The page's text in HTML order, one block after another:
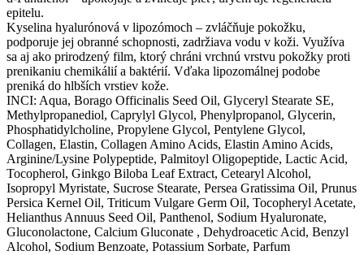
epitelu.
Kyselina hyalurónová v lipozómoch – zvláčňuje pokožku,
podporuje jej obranné schopnosti, zadržiava vodu v koži. Využíva
sa aj ako prirodzený film, ktorý chráni vrchnú vrstvu pokožky proti
prenikaniu chemikálií a baktérií. Vďaka lipozomálnej podobe
preniká do hlbších vrstiev kože.
INCI: Aqua, Borago Officinalis Seed Oil, Glyceryl Stearate SE,
Methylpropanediol, Caprylyl Glycol, Phenylpropanol, Glycerin,
Phosphatidylcholine, Propylene Glycol, Pentylene Glycol,
Collagen, Elastin, Collagen Amino Acids, Elastin Amino Acids,
Arginine/Lysine Polypeptide, Palmitoyl Oligopeptide, Lactic Acid,
Tocopherol, Ginkgo Biloba Leaf Extract, Cetearyl Alcohol,
Isopropyl Myristate, Sucrose Stearate, Persea Gratissima Oil, Prunus
Persica Kernel Oil, Triticum Vulgare Germ Oil, Tocopheryl Acetate,
Helianthus Annuus Seed Oil, Panthenol, Sodium Hyaluronate,
Gluconolactone, Calcium Gluconate , Dehydroacetic Acid, Benzyl
Alcohol, Sodium Benzoate, Potassium Sorbate, Parfum